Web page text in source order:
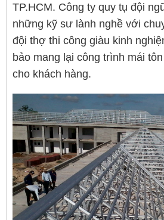
TP.HCM. Công ty quy tụ đội
những kỹ sư lành nghề với
đội thợ thi công giàu kinh
bảo mang lại công trình mái
cho khách hàng.